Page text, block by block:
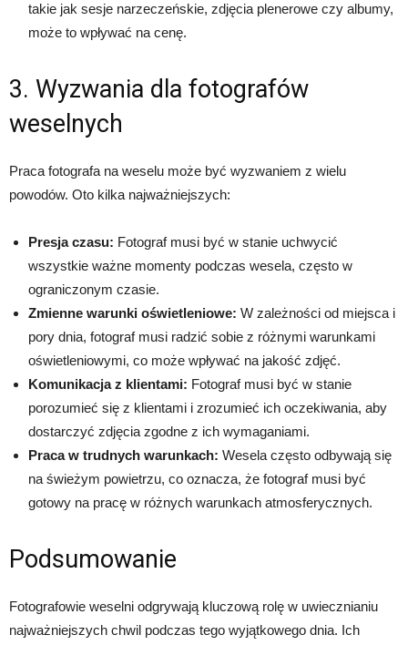
takie jak sesje narzeczeńskie, zdjęcia plenerowe czy albumy,
może to wpływać na cenę.
3. Wyzwania dla fotografów
weselnych
Praca fotografa na weselu może być wyzwaniem z wielu
powodów. Oto kilka najważniejszych:
Presja czasu: Fotograf musi być w stanie uchwycić
wszystkie ważne momenty podczas wesela, często w
ograniczonym czasie.
Zmienne warunki oświetleniowe: W zależności od miejsca i
pory dnia, fotograf musi radzić sobie z różnymi warunkami
oświetleniowymi, co może wpływać na jakość zdjęć.
Komunikacja z klientami: Fotograf musi być w stanie
porozumieć się z klientami i zrozumieć ich oczekiwania, aby
dostarczyć zdjęcia zgodne z ich wymaganiami.
Praca w trudnych warunkach: Wesela często odbywają się
na świeżym powietrzu, co oznacza, że fotograf musi być
gotowy na pracę w różnych warunkach atmosferycznych.
Podsumowanie
Fotografowie weselni odgrywają kluczową rolę w uwiecznianiu
najważniejszych chwil podczas tego wyjątkowego dnia. Ich